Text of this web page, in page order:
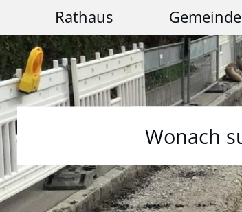
Rathaus Gemeinde